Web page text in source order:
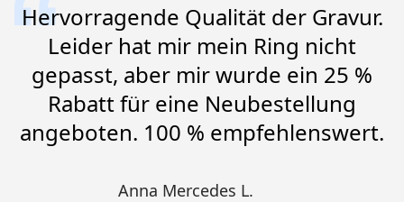
Hervorragende Qualität der Gravur.
Leider hat mir mein Ring nicht
gepasst, aber mir wurde ein 25 %
Rabatt für eine Neubestellung
angeboten. 100 % empfehlenswert.
Anna Mercedes L.